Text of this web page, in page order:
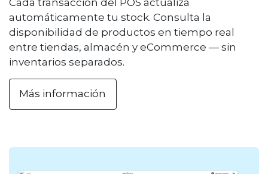
Cada transacción del POS actualiza
automáticamente tu stock. Consulta la
disponibilidad de productos en tiempo real
entre tiendas, almacén y eCommerce — sin
inventarios separados.
Más información